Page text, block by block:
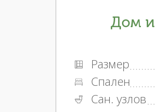
Дом
Размер
Спален
Сан. узлов